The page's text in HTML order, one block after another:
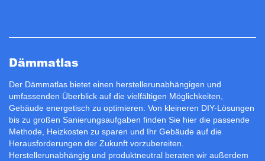
Dämmatlas
Der Dämmatlas bietet einen herstellerunabhängigen und
umfassenden Überblick auf die vielfältigen Möglichkeiten,
Gebäude energetisch zu optimieren. Von kleineren DIY-Lösungen
bis zu großen Sanierungsaufgaben finden Sie hier die passende
Methode, Heizkosten zu sparen und Ihr Gebäude auf die
Herausforderungen der Zukunft vorzubereiten.
Herstellerunabhängig und produktneutral beraten wir außerdem